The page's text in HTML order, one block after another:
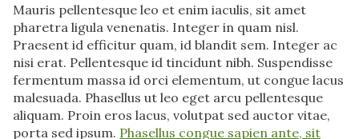
Mauris pellentesque leo et enim iaculis, sit amet
pharetra ligula venenatis. Integer in quam nisl.
Praesent id efficitur quam, id blandit sem. Integer ac
nisi erat. Pellentesque id tincidunt nibh. Suspendisse
fermentum massa id orci elementum, ut congue lacus
malesuada. Phasellus ut leo eget arcu pellentesque
aliquam. Proin eros lacus, volutpat sed auctor vitae,
porta sed ipsum. Phasellus congue sapien ante, sit